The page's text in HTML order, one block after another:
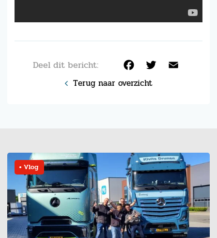
Deel dit bericht: Facebook
Twitter Email
Terug naar overzicht
Vlog